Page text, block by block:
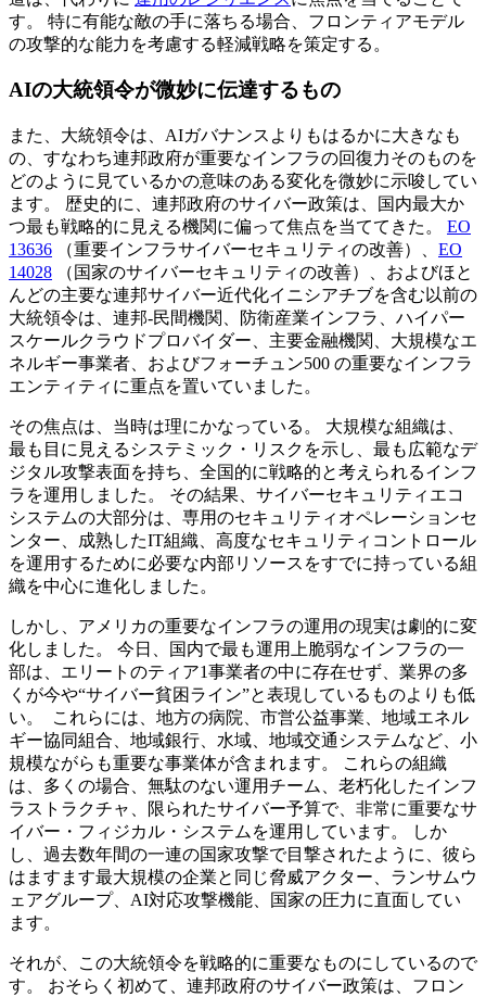
す。 特に有能な敵の手に落ちる場合、フロンティアモデル
の攻撃的な能力を考慮する軽減戦略を策定する。
AIの大統領令が微妙に伝達するもの
また、大統領令は、AIガバナンスよりもはるかに大きなも
の、すなわち連邦政府が重要なインフラの回復力そのものを
どのように見ているかの意味のある変化を微妙に示唆してい
ます。 歴史的に、連邦政府のサイバー政策は、国内最大か
つ最も戦略的に見える機関に偏って焦点を当ててきた。 EO
13636 （重要インフラサイバーセキュリティの改善）、 EO
14028 （国家のサイバーセキュリティの改善）、およびほと
んどの主要な連邦サイバー近代化イニシアチブを含む以前の
大統領令は、連邦-民間機関、防衛産業インフラ、ハイパー
スケールクラウドプロバイダー、主要金融機関、大規模なエ
ネルギー事業者、およびフォーチュン500 の重要なインフラ
エンティティに重点を置いていました。
その焦点は、当時は理にかなっている。 大規模な組織は、
最も目に見えるシステミック・リスクを示し、最も広範なデ
ジタル攻撃表面を持ち、全国的に戦略的と考えられるインフ
ラを運用しました。 その結果、サイバーセキュリティエコ
システムの大部分は、専用のセキュリティオペレーションセ
ンター、成熟したIT組織、高度なセキュリティコントロール
を運用するために必要な内部リソースをすでに持っている組
織を中心に進化しました。
しかし、アメリカの重要なインフラの運用の現実は劇的に変
化しました。 今日、国内で最も運用上脆弱なインフラの一
部は、エリートのティア1事業者の中に存在せず、業界の多
くが今や“サイバー貧困ライン”と表現しているものよりも低
い。 これらには、地方の病院、市営公益事業、地域エネル
ギー協同組合、地域銀行、水域、地域交通システムなど、小
規模ながらも重要な事業体が含まれます。 これらの組織
は、多くの場合、無駄のない運用チーム、老朽化したインフ
ラストラクチャ、限られたサイバー予算で、非常に重要なサ
イバー・フィジカル・システムを運用しています。 しか
し、過去数年間の一連の国家攻撃で目撃されたように、彼ら
はますます最大規模の企業と同じ脅威アクター、ランサムウ
ェアグループ、AI対応攻撃機能、国家の圧力に直面してい
ます。
それが、この大統領令を戦略的に重要なものにしているので
す。 おそらく初めて、連邦政府のサイバー政策は、フロン